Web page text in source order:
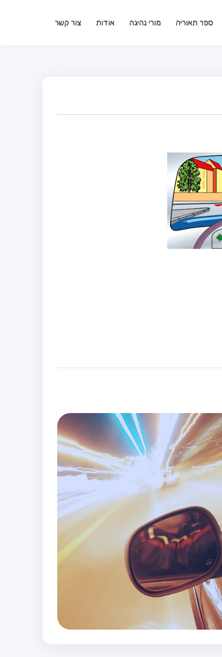
ספר תאוריה מורי נהיגה אודות צור קשר